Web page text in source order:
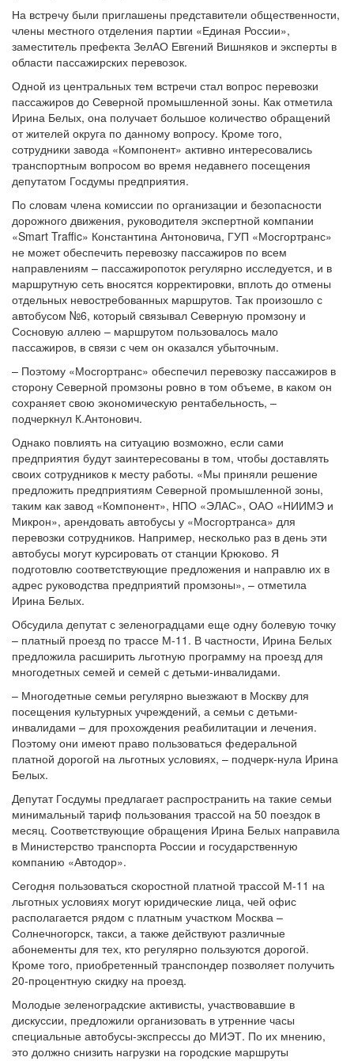
На встречу были приглашены представители общественности,
члены местного отделения партии «Единая России»,
заместитель префекта ЗелАО Евгений Вишняков и эксперты в
области пассажирских перевозок.
Одной из центральных тем встречи стал вопрос перевозки
пассажиров до Северной промышленной зоны. Как отметила
Ирина Белых, она получает большое количество обращений
от жителей округа по данному вопросу. Кроме того,
сотрудники завода «Компонент» активно интересовались
транспортным вопросом во время недавнего посещения
депутатом Госдумы предприятия.
По словам члена комиссии по организации и безопасности
дорожного движения, руководителя экспертной компании
«Smart Traffic» Константина Антоновича, ГУП «Мосгортранс»
не может обеспечить перевозку пассажиров по всем
направлениям – пассажиропоток регулярно исследуется, и в
маршрутную сеть вносятся корректировки, вплоть до отмены
отдельных невостребованных маршрутов. Так произошло с
автобусом №6, который связывал Северную промзону и
Сосновую аллею – маршрутом пользовалось мало
пассажиров, в связи с чем он оказался убыточным.
– Поэтому «Мосгортранс» обеспечил перевозку пассажиров в
сторону Северной промзоны ровно в том объеме, в каком он
сохраняет свою экономическую рентабельность, –
подчеркнул К.Антонович.
Однако повлиять на ситуацию возможно, если сами
предприятия будут заинтересованы в том, чтобы доставлять
своих сотрудников к месту работы. «Мы приняли решение
предложить предприятиям Северной промышленной зоны,
таким как завод «Компонент», НПО «ЭЛАС», ОАО «НИИМЭ и
Микрон», арендовать автобусы у «Мосгортранса» для
перевозки сотрудников. Например, несколько раз в день эти
автобусы могут курсировать от станции Крюково. Я
подготовлю соответствующие предложения и направлю их в
адрес руководства предприятий промзоны», – отметила
Ирина Белых.
Обсудила депутат с зеленоградцами еще одну болевую точку
– платный проезд по трассе М-11. В частности, Ирина Белых
предложила расширить льготную программу на проезд для
многодетных семей и семей с детьми-инвалидами.
– Многодетные семьи регулярно выезжают в Москву для
посещения культурных учреждений, а семьи с детьми-
инвалидами – для прохождения реабилитации и лечения.
Поэтому они имеют право пользоваться федеральной
платной дорогой на льготных условиях, – подчерк-нула Ирина
Белых.
Депутат Госдумы предлагает распространить на такие семьи
минимальный тариф пользования трассой на 50 поездок в
месяц. Соответствующие обращения Ирина Белых направила
в Министерство транспорта России и государственную
компанию «Автодор».
Сегодня пользоваться скоростной платной трассой М-11 на
льготных условиях могут юридические лица, чей офис
располагается рядом с платным участком Москва –
Солнечногорск, такси, а также действуют различные
абонементы для тех, кто регулярно пользуются дорогой.
Кроме того, приобретенный транспондер позволяет получить
20-процентную скидку на проезд.
Молодые зеленоградские активисты, участвовавшие в
дискуссии, предложили организовать в утренние часы
специальные автобусы-экспрессы до МИЭТ. По их мнению,
это должно снизить нагрузки на городские маршруты